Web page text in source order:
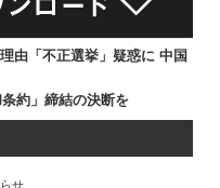
由「不正選挙」疑惑に 中国
約」締結の決断を
せ